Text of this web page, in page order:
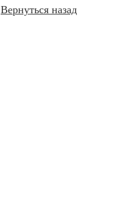
Вернуться назад